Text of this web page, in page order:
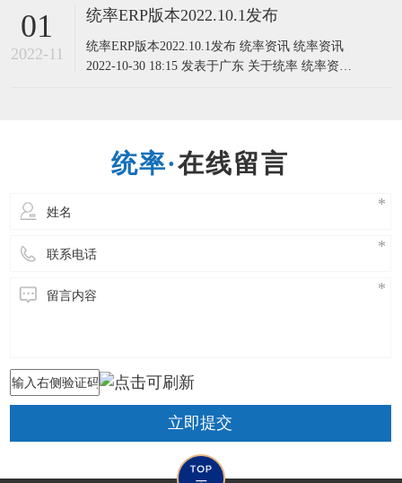
午，中渤-统率ERP信息化项目启动会在深圳中渤
会议室召开。中渤柴总、尹总、信息化项目组成
员、研发、业务、采购等负责人参加本次会议。
01
2022-11
统率ERP版本2022.10.1发布
统率ERP版本2022.10.1发布 统率资讯 统率资讯
2022-10-30 18:15 发表于广东 关于统率 统率资讯
在线留言
立即提交